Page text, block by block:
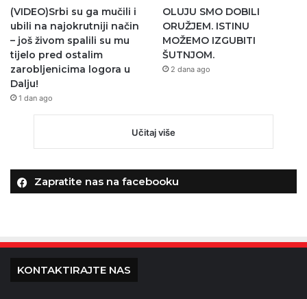
(VIDEO)Srbi su ga mučili i
ubili na najokrutniji način
– još živom spalili su mu
tijelo pred ostalim
zarobljenicima logora u
Dalju!
1 dan ago
OLUJU SMO DOBILI
ORUŽJEM. ISTINU
MOŽEMO IZGUBITI
ŠUTNJOM.
2 dana ago
Učitaj više
Zapratite nas na facebooku
KONTAKTIRAJTE NAS